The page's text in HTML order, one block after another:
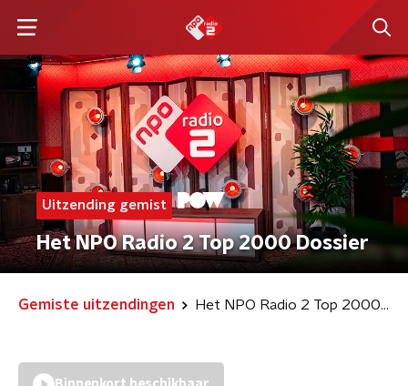
Uitzending gemist
Het NPO Radio 2 Top 2000 Dossier
Gemiste uitzendingen Het NPO Radio 2 Top 2000 Dossier